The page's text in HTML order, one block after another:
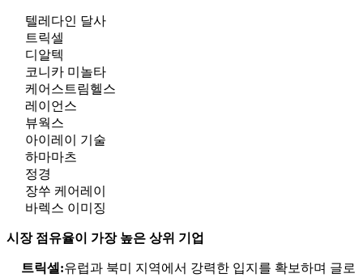
텔레다인 달사
트릭셀
디알텍
코니카 미놀타
케어스트림헬스
레이언스
뷰웍스
아이레이 기술
하마마츠
정경
장쑤 케어레이
바렉스 이미징
시장 점유율이 가장 높은 상위 기업
트릭셀:유럽과 북미 지역에서 강력한 입지를 확보하며 글로